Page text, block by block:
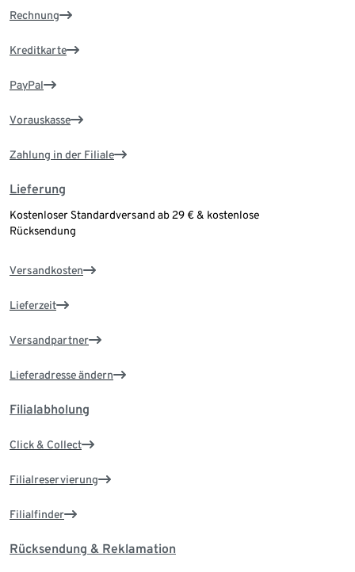
Rechnung
Kreditkarte
PayPal
Vorauskasse
Zahlung in der Filiale
Lieferung
Kostenloser Standardversand ab 29 € & kostenlose
Rücksendung
Versandkosten
Lieferzeit
Versandpartner
Lieferadresse ändern
Filialabholung
Click & Collect
Filialreservierung
Filialfinder
Rücksendung & Reklamation